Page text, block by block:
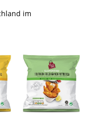
im